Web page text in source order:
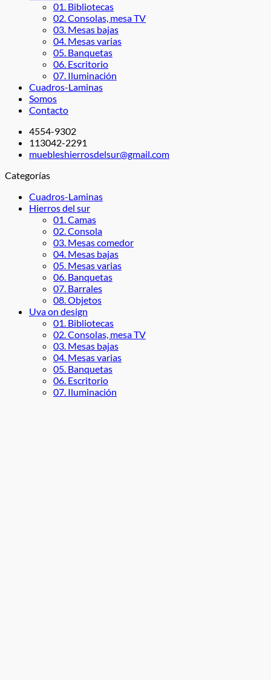
01. Bibliotecas
02. Consolas, mesa TV
03. Mesas bajas
04. Mesas varias
05. Banquetas
06. Escritorio
07. Iluminación
Cuadros-Laminas
Somos
Contacto
4554-9302
113042-2291
muebleshierrosdelsur@gmail.com
Categorías
Cuadros-Laminas
Hierros del sur
01. Camas
02. Consola
03. Mesas comedor
04. Mesas bajas
05. Mesas varias
06. Banquetas
07. Barrales
08. Objetos
Uva on design
01. Bibliotecas
02. Consolas, mesa TV
03. Mesas bajas
04. Mesas varias
05. Banquetas
06. Escritorio
07. Iluminación